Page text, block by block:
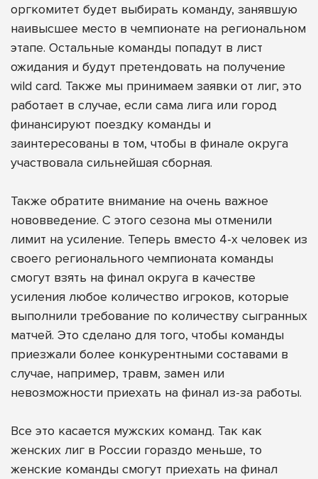
оргкомитет будет выбирать команду, занявшую
наивысшее место в чемпионате на региональном
этапе. Остальные команды попадут в лист
ожидания и будут претендовать на получение
wild card. Также мы принимаем заявки от лиг, это
работает в случае, если сама лига или город
финансируют поездку команды и
заинтересованы в том, чтобы в финале округа
участвовала сильнейшая сборная.
Также обратите внимание на очень важное
нововведение. С этого сезона мы отменили
лимит на усиление. Теперь вместо 4-х человек из
своего регионального чемпионата команды
смогут взять на финал округа в качестве
усиления любое количество игроков, которые
выполнили требование по количеству сыгранных
матчей. Это сделано для того, чтобы команды
приезжали более конкурентными составами в
случае, например, травм, замен или
невозможности приехать на финал из-за работы.
Все это касается мужских команд. Так как
женских лиг в России гораздо меньше, то
женские команды смогут приехать на финал